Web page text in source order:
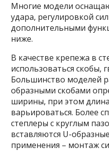
Многие модели
удара, регулировкой
дополнительными
ниже.
В качестве крепежа в
использоваться скобы,
Большинство моделей
образными скобами
ширины, при этом
варьироваться. Более
степлеры с круглым
вставляются U-
применения – монтаж